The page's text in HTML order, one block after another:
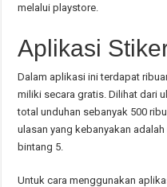
melalui playstore.
Aplikasi
Dalam aplikasi ini terdapat
miliki secara gratis. Dilihat dari
total unduhan sebanyak 500
ulasan yang kebanyakan
bintang 5.
Untuk cara menggunakan